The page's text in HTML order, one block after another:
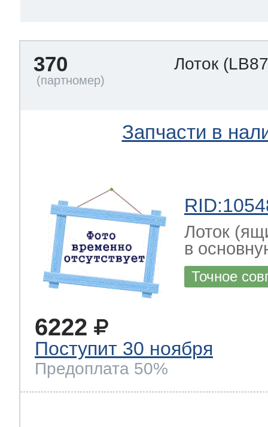
370 Лоток
Запчасти в
Лоток
в
Точное
6222
Поступит 30 ноября
Предоплата 50%